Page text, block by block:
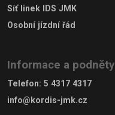
Síť linek IDS JMK
Osobní jízdní řád
Informace a podněty
Telefon: 5 4317 4317
info@kordis-jmk.cz